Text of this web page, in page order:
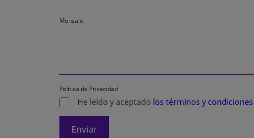
Mensaje
Política de Privacidad
He leído y aceptado los términos y condiciones
Enviar